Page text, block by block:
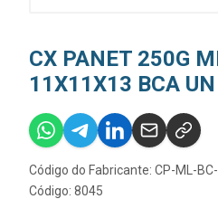
CX PANET 250G
11X11X13 BCA UN
Código do Fabricante: CP-ML-
Código: 8045